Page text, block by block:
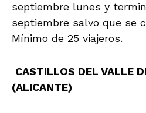
septiembre lunes y
septiembre salvo que se
Mínimo de 25 viajeros.
CASTILLOS DEL VALLE
(ALICANTE)